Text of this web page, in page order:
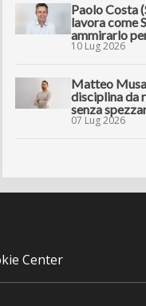
Paolo Costa
lavora come
ammirarlo
10 Lug 2026
Matteo
disciplina da
senza
07 Lug 2026
Center